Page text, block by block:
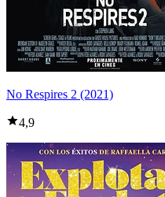
No Respires 2 (2021)
4,9